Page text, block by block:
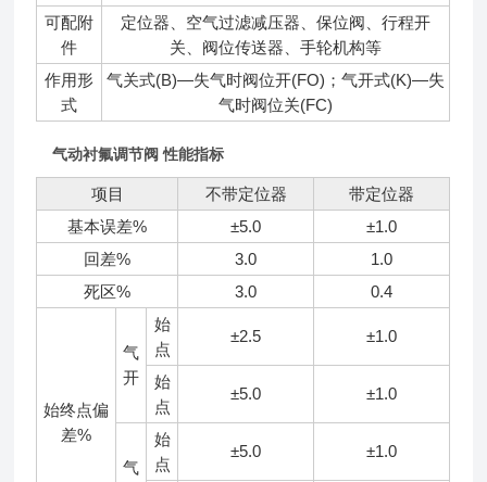
可配附
件
定位器、空气过滤减压器、保位阀、行程开
关、阀位传送器、手轮机构等
作用形
式
气关式(B)—失气时阀位开(FO)；气开式(K)—失
气时阀位关(FC)
气动衬氟调节阀 性能指标
项目 不带定位器
带定位器
基本误差%
±5.0
±1.0
回差%
3.0
1.0
死区%
3.0 0.4
始终点偏
差%
气
开
始
点
±2.5 ±1.0
始
点
±5.0 ±1.0
气
始
点
±5.0 ±1.0